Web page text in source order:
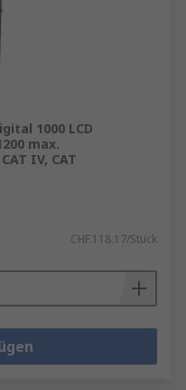
1000 LCD
max.
IV, CAT
CHF.118.17/Stück